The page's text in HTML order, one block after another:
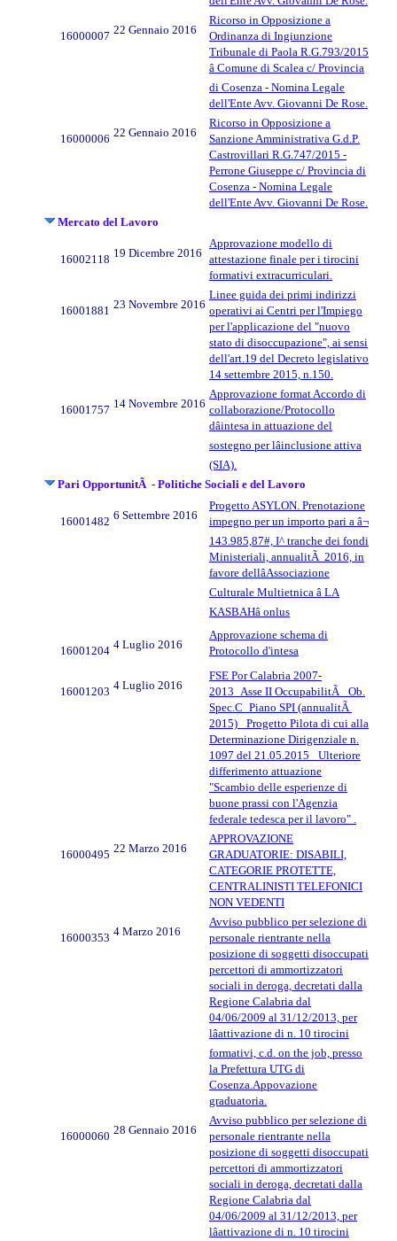
16000007 22 Gennaio 2016
Ricorso in Opposizione a
Ordinanza di Ingiunzione
Tribunale di Paola R.G.793/2015
â Comune di Scalea c/ Provincia
di Cosenza - Nomina Legale
dell'Ente Avv. Giovanni De Rose.
16000006 22 Gennaio 2016
Ricorso in Opposizione a
Sanzione Amministrativa G.d.P.
Castrovillari R.G.747/2015 -
Perrone Giuseppe c/ Provincia di
Cosenza - Nomina Legale
dell'Ente Avv. Giovanni De Rose.
Mercato del Lavoro
16002118 19 Dicembre 2016
Approvazione modello di
attestazione finale per i tirocini
formativi extracurriculari.
16001881 23 Novembre 2016
Linee guida dei primi indirizzi
operativi ai Centri per l'Impiego
per l'applicazione del "nuovo
stato di disoccupazione", ai sensi
dell'art.19 del Decreto legislativo
14 settembre 2015, n.150.
16001757 14 Novembre 2016
Approvazione format Accordo di
collaborazione/Protocollo
dâintesa in attuazione del
sostegno per lâinclusione attiva
(SIA).
Pari OpportunitÃ - Politiche Sociali e del Lavoro
16001482 6 Settembre 2016
Progetto ASYLON. Prenotazione
impegno per un importo pari a â¬
143.985,87#, I^ tranche dei fondi
Ministeriali, annualitÃ 2016, in
favore dellâAssociazione
Culturale Multietnica â LA
KASBAHâ onlus
16001204 4 Luglio 2016
Approvazione schema di
Protocollo d'intesa
16001203 4 Luglio 2016
FSE Por Calabria 2007-
2013_Asse II OccupabilitÃ _Ob.
Spec.C_Piano SPI (annualitÃ
2015)_ Progetto Pilota di cui alla
Determinazione Dirigenziale n.
1097 del 21.05.2015_ Ulteriore
differimento attuazione
"Scambio delle esperienze di
buone prassi con l'Agenzia
federale tedesca per il lavoro" .
16000495 22 Marzo 2016
APPROVAZIONE
GRADUATORIE: DISABILI,
CATEGORIE PROTETTE,
CENTRALINISTI TELEFONICI
NON VEDENTI
16000353 4 Marzo 2016
Avviso pubblico per selezione di
personale rientrante nella
posizione di soggetti disoccupati
percettori di ammortizzatori
sociali in deroga, decretati dalla
Regione Calabria dal
04/06/2009 al 31/12/2013, per
lâattivazione di n. 10 tirocini
formativi, c.d. on the job, presso
la Prefettura UTG di
Cosenza.Appovazione
graduatoria.
16000060 28 Gennaio 2016
Avviso pubblico per selezione di
personale rientrante nella
posizione di soggetti disoccupati
percettori di ammortizzatori
sociali in deroga, decretati dalla
Regione Calabria dal
04/06/2009 al 31/12/2013, per
lâattivazione di n. 10 tirocini